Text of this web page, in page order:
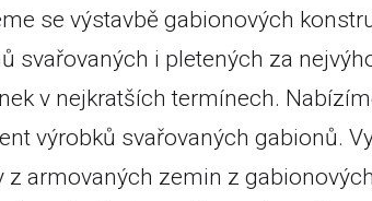
se výstavbě gabionových
svařovaných i pletených za
v nejkratších termínech.
výrobků svařovaných gabionů.
z armovaných zemin z